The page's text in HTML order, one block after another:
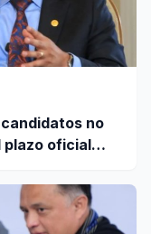
no
plazo oficial